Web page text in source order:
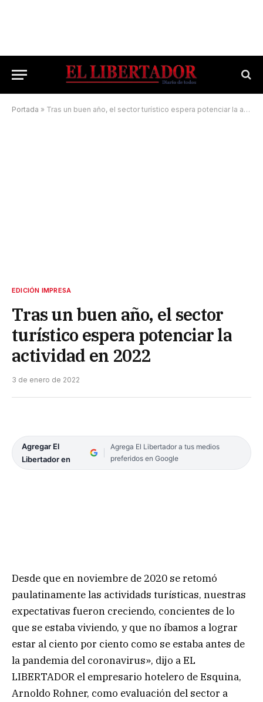
Portada » Tras un buen año, el sector turístico espera potenciar la actividad en 2022
EDICIÓN IMPRESA
Tras un buen año, el sector
turístico espera potenciar la
actividad en 2022
3 de enero de 2022
Agregar El
Libertador en
Agrega El Libertador a tus medios
preferidos en Google
Desde que en noviembre de 2020 se retomó
paulatinamente las actividads turísticas, nuestras
expectativas fueron creciendo, concientes de lo
que se estaba viviendo, y que no íbamos a lograr
estar al ciento por ciento como se estaba antes de
la pandemia del coronavirus», dijo a EL
LIBERTADOR el empresario hotelero de Esquina,
Arnoldo Rohner, como evaluación del sector a